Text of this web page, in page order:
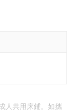
人共用床鋪。如攜